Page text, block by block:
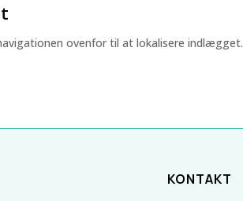
ovenfor til at lokalisere indlægget.
KONTAKT